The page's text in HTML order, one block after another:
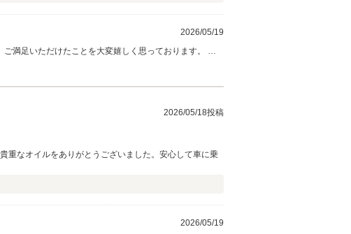
2026/05/19
2026/05/18投稿
重なオイルをありがとうございました。安心して車に乗
2026/05/19